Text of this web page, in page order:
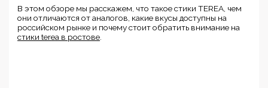
В этом обзоре мы расскажем, что такое стики TEREA, чем
они отличаются от аналогов, какие вкусы доступны на
российском рынке и почему стоит обратить внимание на
стики terea в ростове.